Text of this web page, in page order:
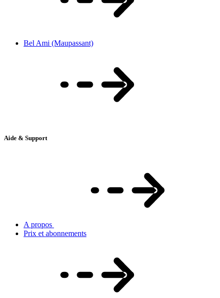
Bel Ami (Maupassant)
Aide & Support
A propos
Prix et abonnements